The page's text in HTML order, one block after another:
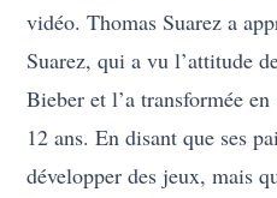
vidéo. Thomas Suarez a
Suarez, qui a vu l’attitude
Bieber et l’a transformée
12 ans. En disant que ses
développer des jeux, mais